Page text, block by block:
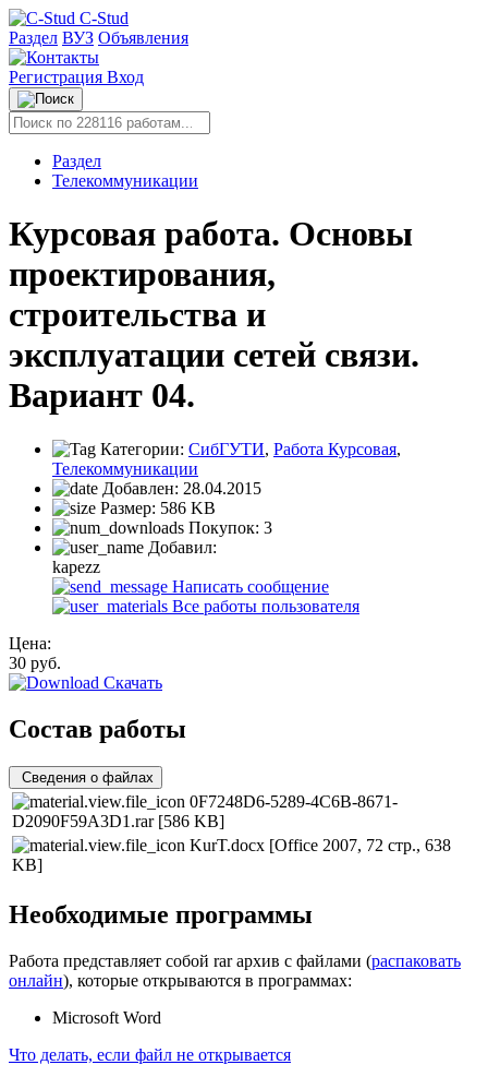
C-Stud
Раздел ВУЗ Объявления
Регистрация Вход
Раздел
Телекоммуникации
Курсовая работа. Основы
проектирования,
строительства и
эксплуатации сетей связи.
Вариант 04.
Категории: СибГУТИ, Работа Курсовая,
Телекоммуникации
Добавлен: 28.04.2015
Размер: 586 KB
Покупок: 3
Добавил:
kapezz
Написать сообщение
Все работы пользователя
Цена:
30 руб.
Скачать
Состав работы
Сведения о файлах
0F7248D6-5289-4C6B-8671-
D2090F59A3D1.rar [586 KB]
KurT.docx [Office 2007, 72 стр., 638
KB]
Необходимые программы
Работа представляет собой rar архив с файлами (распаковать
онлайн), которые открываются в программах:
Microsoft Word
Что делать, если файл не открывается